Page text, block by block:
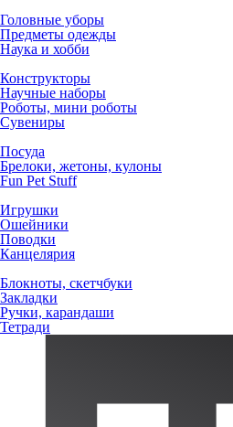
Головные уборы
Предметы одежды
Наука и хобби
Конструкторы
Научные наборы
Роботы, мини роботы
Сувениры
Посуда
Брелоки, жетоны, кулоны
Fun Pet Stuff
Игрушки
Ошейники
Поводки
Канцелярия
Блокноты, скетчбуки
Закладки
Ручки, карандаши
Тетради